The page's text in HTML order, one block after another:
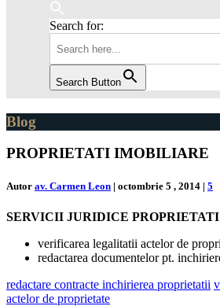
Search for:
Search Button
Blog
PROPRIETATI IMOBILIARE
Autor av. Carmen Leon | octombrie 5 , 2014 | 5
SERVICII JURIDICE
verificarea legalitatii actelor de
redactarea documentelor pt.
redactare contracte inchirierea proprietatii
actelor de proprietate